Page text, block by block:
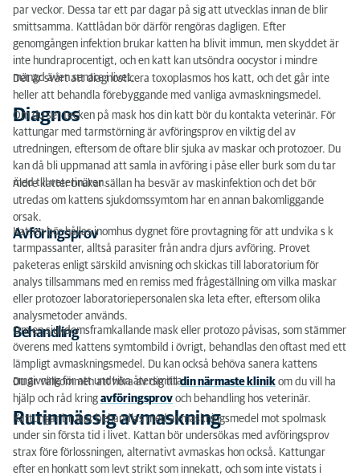
par veckor. Dessa tar ett par dagar på sig att utvecklas innan de blir
smittsamma. Kattlådan bör därför rengöras dagligen. Efter
genomgången infektion brukar katten ha blivit immun, men skyddet är
inte hundraprocentigt, och en katt kan utsöndra oocystor i mindre
mängd även senare i livet.
Det är svårt att diagnosticera toxoplasmos hos katt, och det går inte
heller att behandla förebyggande med vanliga avmaskningsmedel.
Diagnos
Om du ser tecken på mask hos din katt bör du kontakta veterinär. För
kattungar med tarmstörning är avföringsprov en viktig del av
utredningen, eftersom de oftare blir sjuka av maskar och protozoer. Du
kan då bli uppmanad att samla in avföring i påse eller burk som du tar
med till veterinären.
Äldre katter brukar sällan ha besvär av maskinfektion och det bör
utredas om kattens sjukdomssymtom har en annan bakomliggande
orsak.
Avföringsprov
Katten bör hållas inomhus dygnet före provtagning för att undvika s k
tarmpassanter, alltså parasiter från andra djurs avföring. Provet
paketeras enligt särskild anvisning och skickas till laboratorium för
analys tillsammans med en remiss med frågeställning om vilka maskar
eller protozoer laboratoriepersonalen ska leta efter, eftersom olika
analysmetoder används.
Behandling
Om en sjukdomsframkallande mask eller protozo påvisas, som stämmer
överens med kattens symtombild i övrigt, behandlas den oftast med ett
lämpligt avmaskningsmedel. Du kan också behöva sanera kattens
omgivning för att undvika återsmitta.
Du är välkommen att höra av dig tilldin närmaste klinik om du vill ha
hjälp och råd kring avföringsprov och behandling hos veterinär.
Rutinmässig avmaskning
Kattungar brukar behandlas med avmaskningsmedel mot spolmask
under sin första tid i livet. Kattan bör undersökas med avföringsprov
strax före förlossningen, alternativt avmaskas hon också. Kattungar
efter en honkatt som levt strikt som innekatt, och som inte vistats i